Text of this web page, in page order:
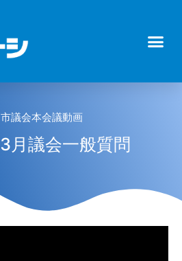
市議会本会議動画
月議会一般質問